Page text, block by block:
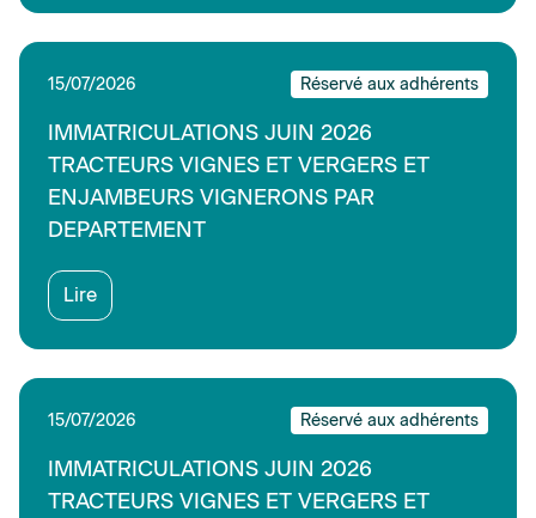
15/07/2026 Réservé aux adhérents
IMMATRICULATIONS JUIN 2026
TRACTEURS VIGNES ET VERGERS ET
ENJAMBEURS VIGNERONS PAR
DEPARTEMENT
Lire
15/07/2026 Réservé aux adhérents
IMMATRICULATIONS JUIN 2026
TRACTEURS VIGNES ET VERGERS ET